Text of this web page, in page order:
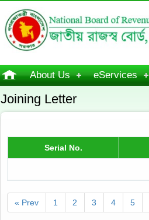
About Us eServices
Joining Letter
Serial No.
« Prev 1 2 3 4 5